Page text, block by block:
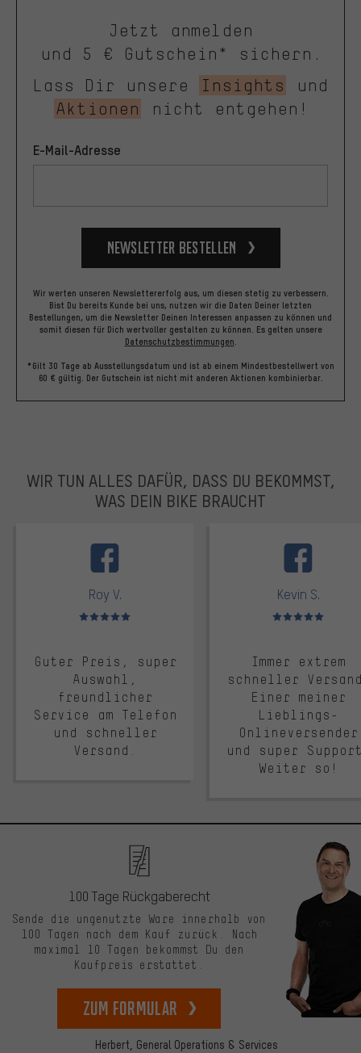
Jetzt anmelden
und 5 € Gutschein* sichern.
Lass Dir unsere
Insights
und
Aktionen
nicht entgehen!
E-Mail-Adresse
Newsletter bestellen
Wir werten unseren Newslettererfolg aus, um diesen stetig zu verbessern.
Bist Du bereits Kunde bei uns, nutzen wir die Daten Deiner letzten
Bestellungen, um die Newsletter Deinen Interessen anpassen zu können und
somit diesen für Dich wertvoller gestalten zu können. Es gelten unsere
Datenschutzbestimmungen
*Gilt 30 Tage ab Ausstellungsdatum und ist ab einem Mindestbestellwert von
60 € gültig. Der Gutschein ist nicht mit anderen Aktionen kombinierbar.
WIR TUN ALLES DAFÜR, DASS DU BEKOMMST,
WAS DEIN BIKE BRAUCHT
Roy V.
Bewertungen: 5 von 5
Guter Preis, super
Auswahl,
freundlicher
Service am Telefon
und schneller
Versand.
Kevin S.
Bewertungen: 5 von 5
Immer extrem
schneller
Einer meiner
Lieblings-
Onlineversender
und super
Weiter so!
Herbert, General Operations & Services
100 Tage Rückgaberecht
Sende die ungenutzte Ware innerhalb von
100 Tagen nach dem Kauf zurück. Nach
maximal 10 Tagen bekommst Du den
Kaufpreis erstattet.
zum Formular